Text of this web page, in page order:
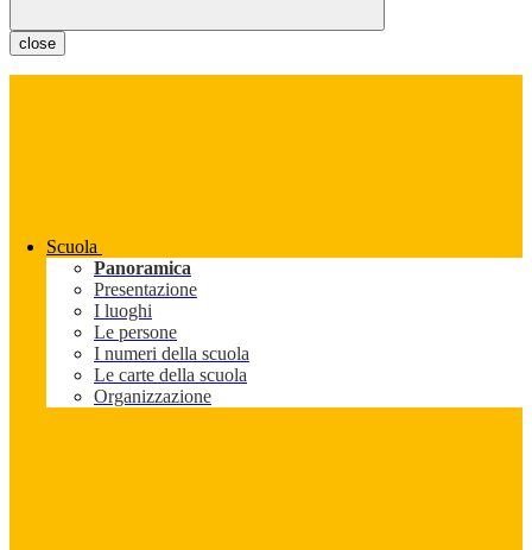
close
Scuola
Panoramica
Presentazione
I luoghi
Le persone
I numeri della scuola
Le carte della scuola
Organizzazione